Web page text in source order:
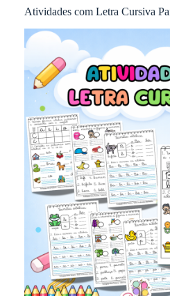
Atividades com Letra Cursiva